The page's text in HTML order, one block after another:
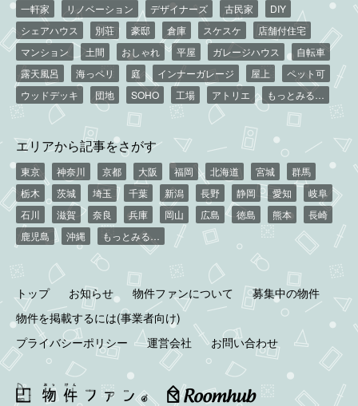
一軒家 リノベーション デザイナーズ 古民家
DIY
シェアハウス
別荘 豪邸 倉庫 スケスケ
店舗付住宅
マンション
土間 おしゃれ 平屋 ガレージハウス
自転車
露天風呂
海っペリ 庭 インナーガレージ 屋上
ペット可
ウッドデッキ
団地 SOHO 工場 アトリエ もっとみる…
エリアから記事をさがす
東京 神奈川 京都 大阪 福岡 北海道 宮城
群馬
栃木
茨城 埼玉 千葉 新潟 長野 静岡 愛知
岐阜
石川
滋賀 奈良 兵庫 岡山 広島 徳島 熊本
長崎
鹿児島
沖縄 もっとみる…
トップ お知らせ 物件ファンについて
募集中の物件
物件を掲載するには(事業者向け)
プライバシーポリシー
運営会社 お問い合わせ